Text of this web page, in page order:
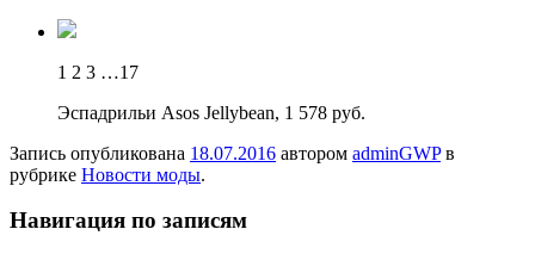
1 2 3 …17
Эспадрильи Asos Jellybean, 1 578 руб.
Запись опубликована 18.07.2016 автором adminGWPв
рубрике Новости моды.
Навигация по записям